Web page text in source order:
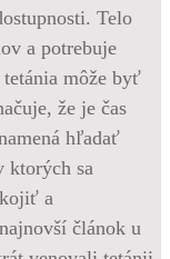
Telo
a potrebuje
môže byť
že je čas
hľadať
ktorých sa
a
článok u